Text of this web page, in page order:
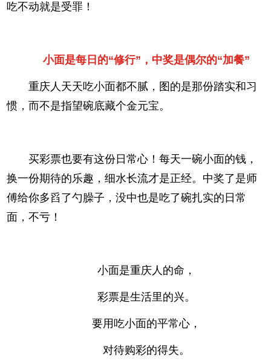
吃不动就是受罪！
小面是每日的“修行”，中奖是偶尔的“加餐”
重庆人天天吃小面都不腻，图的是那份踏实和习
惯，而不是指望碗底藏个金元宝。
买彩票也要有这份日常心！每天一碗小面的钱，
换一份期待的乐趣，细水长流才是正经。中奖了是师
傅给你多舀了勺臊子，没中也是吃了碗扎实的日常
面，不亏！
小面是重庆人的命，
彩票是生活里的兴。
要用吃小面的平常心，
对待购彩的得失。